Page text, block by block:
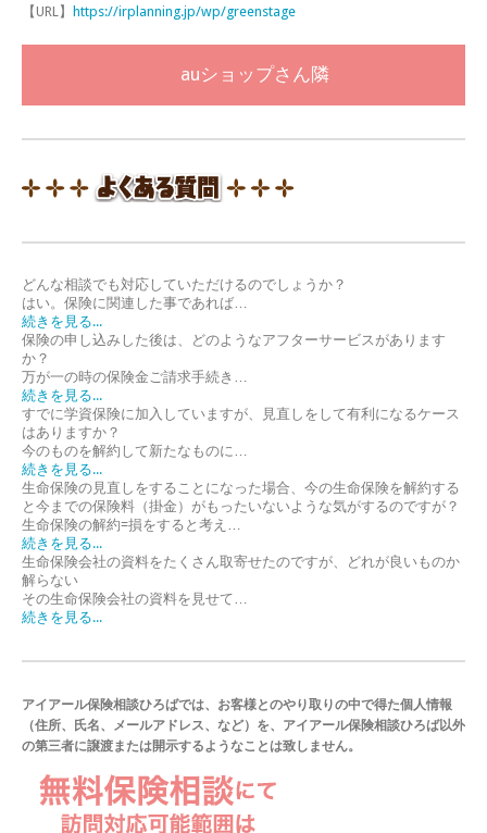
【URL】 https://irplanning.jp/wp/greenstage
auショップさん隣
どんな相談でも対応していただけるのでしょうか？
はい。保険に関連した事であれば…
続きを見る...
保険の申し込みした後は、どのようなアフターサービスがあります
か？
万が一の時の保険金ご請求手続き…
続きを見る...
すでに学資保険に加入していますが、見直しをして有利になるケース
はありますか？
今のものを解約して新たなものに…
続きを見る...
生命保険の見直しをすることになった場合、今の生命保険を解約する
と今までの保険料（掛金）がもったいないような気がするのですが？
生命保険の解約=損をすると考え…
続きを見る...
生命保険会社の資料をたくさん取寄せたのですが、どれが良いものか
解らない
その生命保険会社の資料を見せて…
続きを見る...
アイアール保険相談ひろばでは、お客様とのやり取りの中で得た個人情報
（住所、氏名、メールアドレス、など）を、アイアール保険相談ひろば以外
の第三者に譲渡または開示するようなことは致しません。